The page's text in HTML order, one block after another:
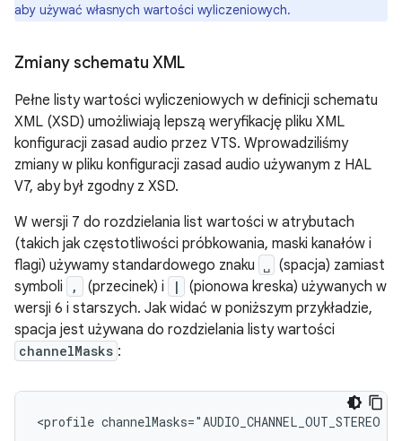
aby używać własnych wartości wyliczeniowych.
Zmiany schematu XML
Pełne listy wartości wyliczeniowych w definicji schematu
XML (XSD) umożliwiają lepszą weryfikację pliku XML
konfiguracji zasad audio przez VTS. Wprowadziliśmy
zmiany w pliku konfiguracji zasad audio używanym z HAL
V7, aby był zgodny z XSD.
W wersji 7 do rozdzielania list wartości w atrybutach
(takich jak częstotliwości próbkowania, maski kanałów i
flagi) używamy standardowego znaku
(spacja) zamiast
symboli
, (przecinek) i |
(pionowa kreska) używanych w
wersji 6 i starszych. Jak widać w poniższym przykładzie,
spacja jest używana do rozdzielania listy wartości
channelMasks :